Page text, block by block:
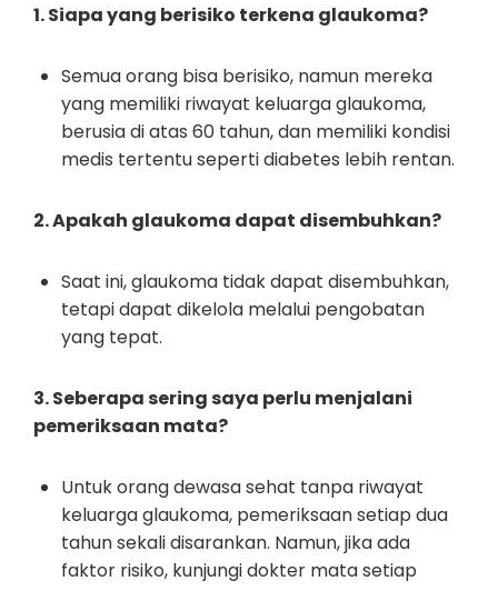
1. Siapa yang berisiko terkena glaukoma?
Semua orang bisa berisiko, namun mereka
yang memiliki riwayat keluarga glaukoma,
berusia di atas 60 tahun, dan memiliki kondisi
medis tertentu seperti diabetes lebih rentan.
2. Apakah glaukoma dapat disembuhkan?
Saat ini, glaukoma tidak dapat disembuhkan,
tetapi dapat dikelola melalui pengobatan
yang tepat.
3. Seberapa sering saya perlu menjalani
pemeriksaan mata?
Untuk orang dewasa sehat tanpa riwayat
keluarga glaukoma, pemeriksaan setiap dua
tahun sekali disarankan. Namun, jika ada
faktor risiko, kunjungi dokter mata setiap